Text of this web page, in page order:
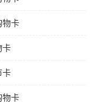
物卡
卡
卡
物卡